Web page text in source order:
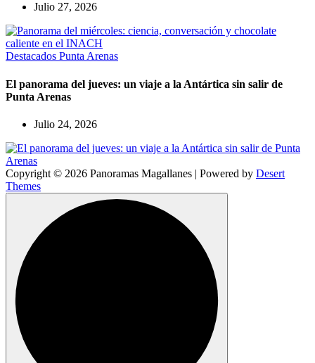
Julio 27, 2026
Destacados Punta Arenas
El panorama del jueves: un viaje a la Antártica sin salir de
Punta Arenas
Julio 24, 2026
Copyright © 2026 Panoramas Magallanes | Powered by Desert
Themes